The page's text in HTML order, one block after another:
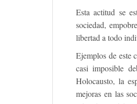
Esta actitud se
sociedad,
libertad a todo
Ejemplos de este
casi imposible
Holocausto, la
mejoras en las